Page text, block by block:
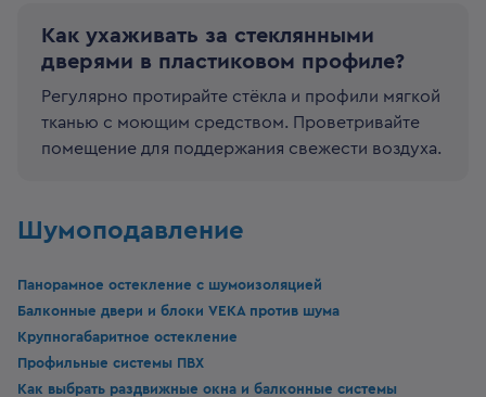
Как ухаживать за стеклянными
дверями в пластиковом профиле?
Регулярно протирайте стёкла и профили мягкой
тканью с моющим средством. Проветривайте
помещение для поддержания свежести воздуха.
Шумоподавление
Панорамное остекление с шумоизоляцией
Балконные двери и блоки VEKA против шума
Крупногабаритное остекление
Профильные системы ПВХ
Как выбрать раздвижные окна и балконные системы